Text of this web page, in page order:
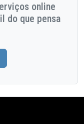
online
do que pensa